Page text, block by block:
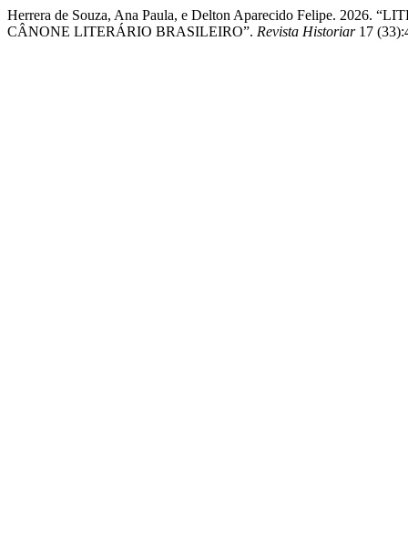
Herrera de Souza, Ana Paula, e Delton Aparecido Felipe. 2026.
CÂNONE LITERÁRIO BRASILEIRO”. Revista Historiar17